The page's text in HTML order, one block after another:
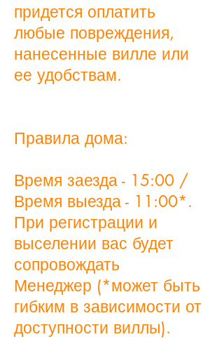
придется оплатить
любые повреждения,
нанесенные вилле или
ее удобствам.​​
Правила дома:
Время заезда - 15:00 /
Время выезда - 11:00*.
При регистрации и
выселении вас будет
сопровождать
Менеджер (*может быть
гибким в зависимости от
доступности виллы).